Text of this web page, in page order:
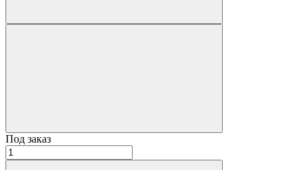
Под заказ